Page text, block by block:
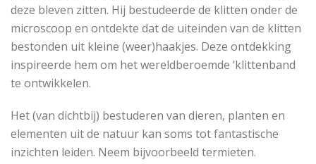
deze bleven zitten. Hij bestudeerde de klitten onder de
microscoop en ontdekte dat de uiteinden van de klitten
bestonden uit kleine (weer)haakjes. Deze ontdekking
inspireerde hem om het wereldberoemde ‘klittenband
te ontwikkelen.
Het (van dichtbij) bestuderen van dieren, planten en
elementen uit de natuur kan soms tot fantastische
inzichten leiden. Neem bijvoorbeeld termieten.